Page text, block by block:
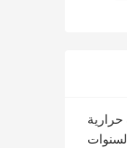
حرارية